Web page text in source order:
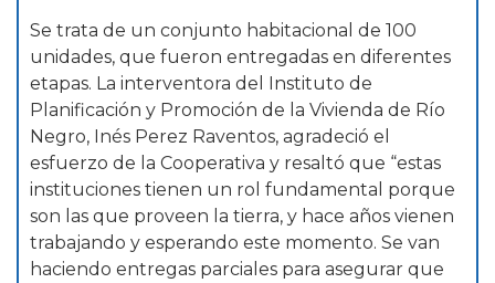
Se trata de un conjunto habitacional de 100
unidades, que fueron entregadas en diferentes
etapas. La interventora del Instituto de
Planificación y Promoción de la Vivienda de Río
Negro, Inés Perez Raventos, agradeció el
esfuerzo de la Cooperativa y resaltó que “estas
instituciones tienen un rol fundamental porque
son las que proveen la tierra, y hace años vienen
trabajando y esperando este momento. Se van
haciendo entregas parciales para asegurar que